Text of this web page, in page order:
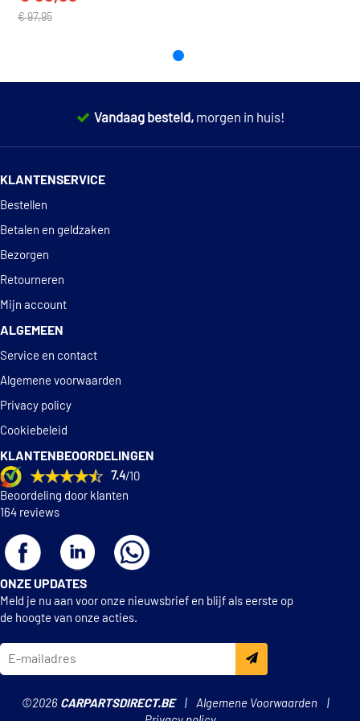
€ 97,95
Vandaag besteld, morgen in huis!
KLANTENSERVICE
Bestellen
Betalen en geldzaken
Bezorgen
Retourneren
Mijn account
ALGEMEEN
Service en contact
Algemene voorwaarden
Privacy policy
Cookiebeleid
KLANTENBEOORDELINGEN
7.4/10
Beoordeling door klanten
164 reviews
ONZE UPDATES
Meld je nu aan voor onze nieuwsbrief en blijf als eerste op
de hoogte van onze acties.
©2026 CARPARTSDIRECT.BE
Algemene Voorwaarden